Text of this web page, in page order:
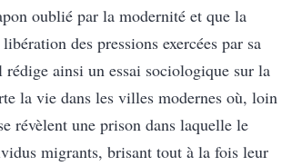
oublié par la modernité et que la
des pressions exercées par sa
ainsi un essai sociologique sur la
la vie dans les villes modernes où, loin
révèlent une prison dans laquelle le
migrants, brisant tout à la fois leur